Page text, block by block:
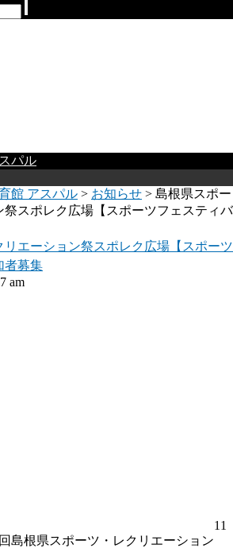
パル
館 アスパル > お知らせ > 島根県スポー
祭スポレク広場【スポーツフェスティバ
エーション祭スポレク広場【スポーツ
者募集
am
11
島根県スポーツ・レクリエーション